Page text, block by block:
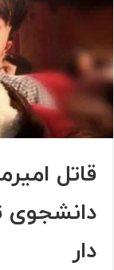
قاتل
دانشجوی
دار